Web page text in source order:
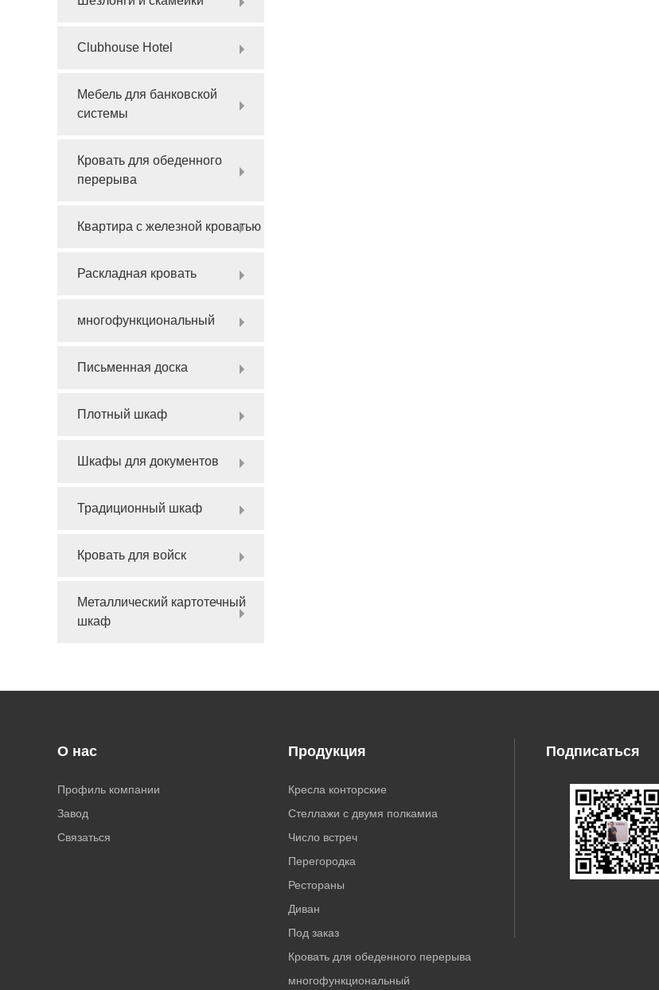
Clubhouse Hotel
Мебель для банковской
системы
Кровать для обеденного
перерыва
Квартира с железной кроватью
Раскладная кровать
многофункциональный
Письменная доска
Плотный шкаф
Шкафы для документов
Традиционный шкаф
Кровать для войск
Металлический картотечный
шкаф
О нас
Профиль компании
Завод
Связаться
Продукция
Кресла конторские
Стеллажи с двумя полкамиa
Число встреч
Перегородка
Рестораны
Диван
Под заказ
Кровать для обеденного перерыва
многофункциональный
Подписаться